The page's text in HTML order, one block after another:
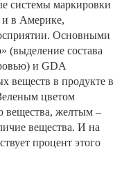
системы маркировки
и в Америке,
Основными
(выделение состава
и GDA
веществ в продукте в
цветом
вещества, желтым –
вещества. И на
процент этого